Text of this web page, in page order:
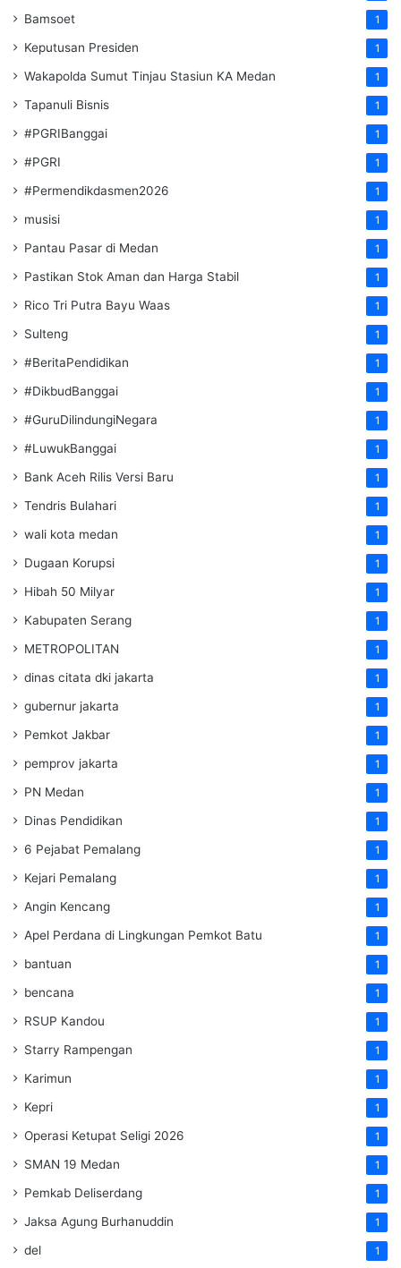
Bamsoet 1
Keputusan Presiden 1
Wakapolda Sumut Tinjau Stasiun KA Medan 1
Tapanuli Bisnis 1
#PGRIBanggai 1
#PGRI 1
#Permendikdasmen2026 1
musisi 1
Pantau Pasar di Medan 1
Pastikan Stok Aman dan Harga Stabil 1
Rico Tri Putra Bayu Waas 1
Sulteng 1
#BeritaPendidikan 1
#DikbudBanggai 1
#GuruDilindungiNegara 1
#LuwukBanggai 1
Bank Aceh Rilis Versi Baru 1
Tendris Bulahari 1
wali kota medan 1
Dugaan Korupsi 1
Hibah 50 Milyar 1
Kabupaten Serang 1
METROPOLITAN 1
dinas citata dki jakarta 1
gubernur jakarta 1
Pemkot Jakbar 1
pemprov jakarta 1
PN Medan 1
Dinas Pendidikan 1
6 Pejabat Pemalang 1
Kejari Pemalang 1
Angin Kencang 1
Apel Perdana di Lingkungan Pemkot Batu 1
bantuan 1
bencana 1
RSUP Kandou 1
Starry Rampengan 1
Karimun 1
Kepri 1
Operasi Ketupat Seligi 2026 1
SMAN 19 Medan 1
Pemkab Deliserdang 1
Jaksa Agung Burhanuddin 1
del 1